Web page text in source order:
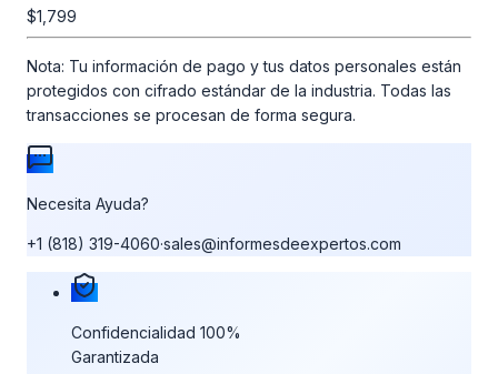
$1,799
Nota: Tu información de pago y tus datos personales están
protegidos con cifrado estándar de la industria. Todas las
transacciones se procesan de forma segura.
Necesita Ayuda?
+1 (818) 319-4060·sales@informesdeexpertos.com
Nuestras garantías de compra
Confidencialidad 100%
Garantizada